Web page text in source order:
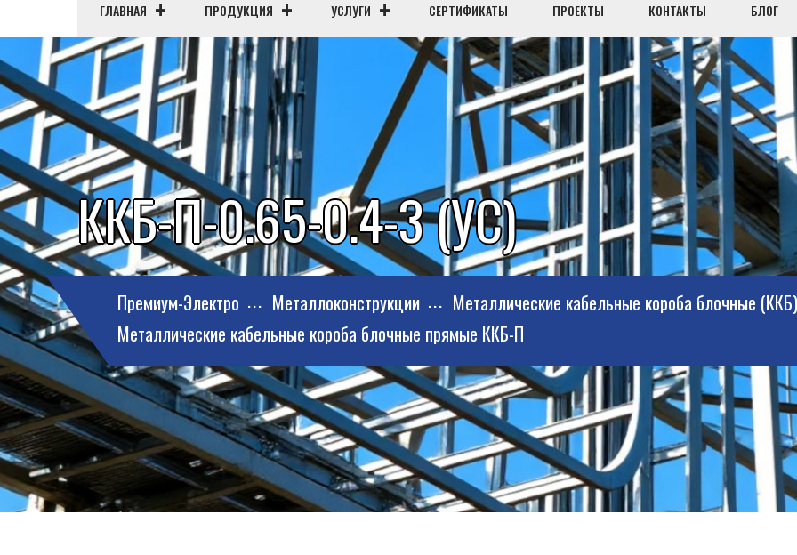
ГЛАВНАЯ ПРОДУКЦИЯ УСЛУГИ СЕРТИФИКАТЫ ПРОЕКТЫ КОНТАКТЫ БЛОГ
ККБ-П-0.65-0.4-3 (УС)
Премиум-Электро Металлоконструкции
Металлические кабельные короба блочные (ККБ)
Металлические кабельные короба блочные прямые ККБ-П